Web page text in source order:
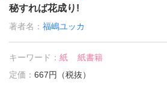
秘すれば花成り!
著者名：福嶋ユッカ
キーワード：紙
紙書籍
定価：667円（税抜）